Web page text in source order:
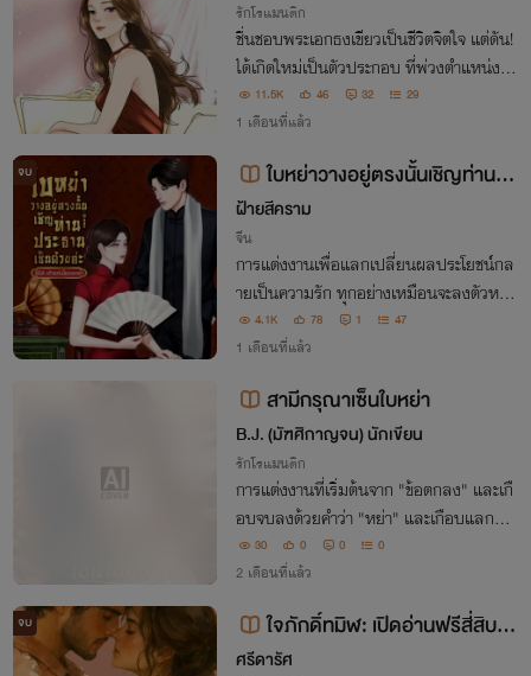
รักโรแมนติก
ชื่นชอบพระเอกธงเขียวเป็นชีวิตจิตใจ แต่ดัน!
ได้เกิดใหม่เป็นตัวประกอบ ที่พ่วงตำแหน่งเมี
ยแสนจืดชืดของตัวร้ายธงแดง ใครจะทนก็ท
น! เธอจะหย่า พระเอกธงเขียวเท่านั้นคือคุณ
11.5K 46 32 29
1 เดือนที่แล้ว
จบ
ใบหย่าวางอยู่ตรงนั้นเชิญท่านปร
ะธานเซ็นด้วยค่ะ
ฝ้ายสีคราม
จีน
การแต่งงานเพื่อแลกเปลี่ยนผลประโยชน์กล
ายเป็นความรัก ทุกอย่างเหมือนจะลงตัวหาก
ไม่ใช่เพราะรักแรกของเขากลับมา ความใจอ่อ
นของสามีทำให้เธอยื่นคำขาด หากอยากหย่า
นาผู้ชายโลเล
4.1K 78 1 47
1 เดือนที่แล้ว
สามีกรุณาเซ็นใบหย่า
B.J. (มัฑศิกาญจน) นักเขียน
รักโรแมนติก
การแต่งงานที่เริ่มต้นจาก "ข้อตกลง" และเกื
อบจบลงด้วยคำว่า "หย่า" และเกือบแลกด้ว
ย "ชีวิต" ณิชารีย์ ภรรยาที่ถูกทอดทิ้ง ต้องตา
สว่าง เมื่อรู้ว่าสามีไม่เคยเลือกเธอเป็นที่หนึ่ง
30 0 0 0
2 เดือนที่แล้ว
จบ
ใจภักดิ์ทมิฬ: เปิดอ่านฟรีสี่สิบเป
ศรีดารัศ